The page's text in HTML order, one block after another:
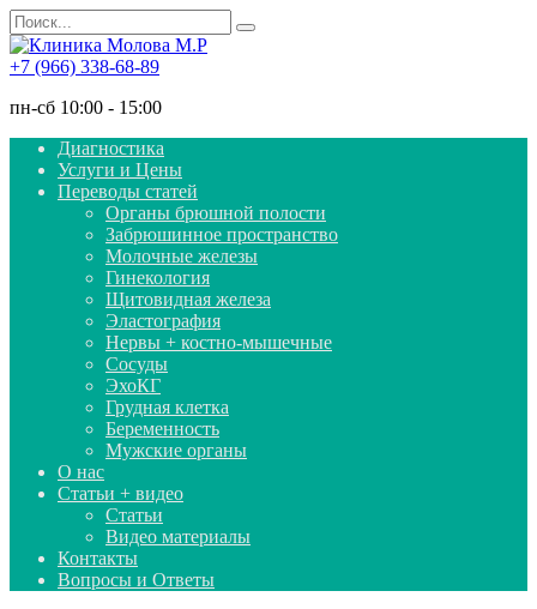
Перейти
к
содержанию
Search
for:
+7 (966) 338-68-89
пн-сб 10:00 - 15:00
Диагностика
Услуги и Цены
Переводы статей
Органы брюшной полости
Забрюшинное пространство
Молочные железы
Гинекология
Щитовидная железа
Эластография
Нервы + костно-мышечные
Сосуды
ЭхоКГ
Грудная клетка
Беременность
Мужские органы
О нас
Статьи + видео
Статьи
Видео материалы
Контакты
Вопросы и Ответы